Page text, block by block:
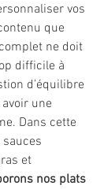
vos
que
ne doit
difficile à
d’équilibre
une
Dans cette
et
nos plats